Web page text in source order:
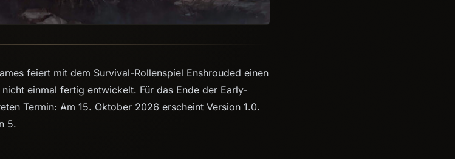
feiert mit dem Survival-Rollenspiel Enshrouded einen
einmal fertig entwickelt. Für das Ende der Early-
Termin: Am 15. Oktober 2026 erscheint Version 1.0.
5.